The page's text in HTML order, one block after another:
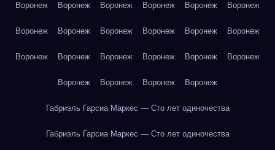
Воронеж Воронеж Воронеж Воронеж Воронеж Воронеж
Воронеж Воронеж Воронеж Воронеж Воронеж Воронеж
Воронеж Воронеж Воронеж Воронеж Воронеж Воронеж
Воронеж Воронеж Воронеж Воронеж
Габриэль Гарсиа Маркес — Сто лет одиночества
Габриэль Гарсиа Маркес — Сто лет одиночества